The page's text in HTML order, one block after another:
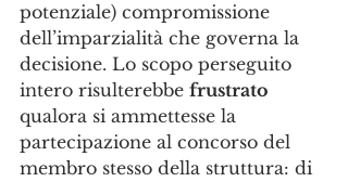
potenziale) compromissione
dell’imparzialità che governa la
decisione. Lo scopo perseguito
intero risulterebbe frustrato
qualora si ammettesse la
partecipazione al concorso del
membro stesso della struttura: di